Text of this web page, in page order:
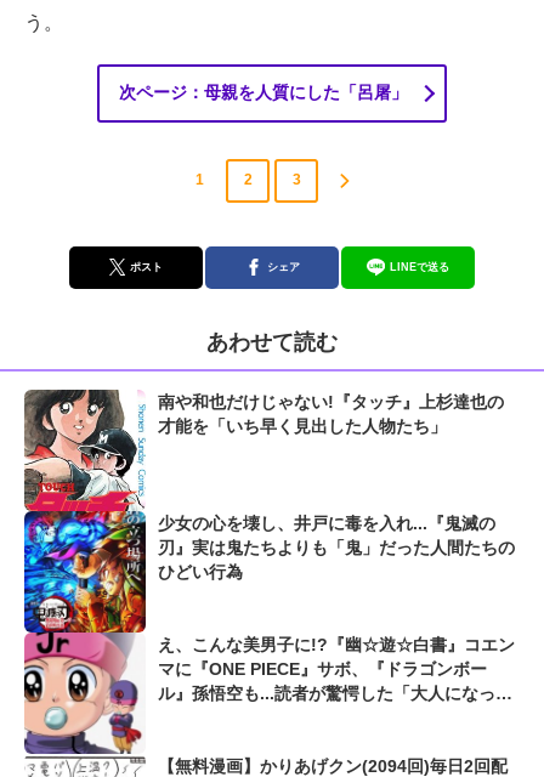
う。
次ページ：母親を人質にした「呂屠」
1 2 3
ポスト シェア LINEで送る
あわせて読む
南や和也だけじゃない!『タッチ』上杉達也の
才能を「いち早く見出した人物たち」
少女の心を壊し、井戸に毒を入れ...『鬼滅の
刃』実は鬼たちよりも「鬼」だった人間たちの
ひどい行為
え、こんな美男子に!?『幽☆遊☆白書』コエン
マに『ONE PIECE』サボ、『ドラゴンボー
ル』孫悟空も...読者が驚愕した「大人になって
【無料漫画】かりあげクン(2094回)毎日2回配